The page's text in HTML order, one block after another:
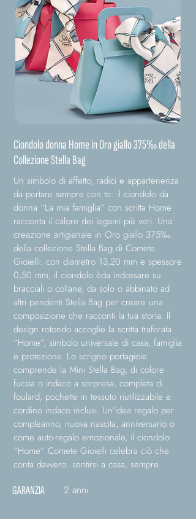
Ciondolo donna Home in Oro giallo 375‰ della
Collezione Stella Bag
Un simbolo di affetto, radici e appartenenza
da portare sempre con te: il ciondolo da
donna “La mia famiglia” con scritta Home
racconta il calore dei legami più veri. Una
creazione artigianale in Oro giallo 375‰
della collezione Stella Bag di Comete
Gioielli: con diametro 13,20 mm e spessore
0,50 mm, il ciondolo èda indossare su
bracciali o collane, da solo o abbinato ad
altri pendenti Stella Bag per creare una
composizione che racconti la tua storia. Il
design rotondo accoglie la scritta traforata
“Home”, simbolo universale di casa, famiglia
e protezione. Lo scrigno portagioie
comprende la Mini Stella Bag, di colore
fucsia o indaco a sorpresa, completa di
foulard, pochette in tessuto riutilizzabile e
cordino indaco inclusi. Un'idea regalo per
compleanno, nuova nascita, anniversario o
come auto-regalo emozionale, il ciondolo
“Home” Comete Gioielli celebra ciò che
conta davvero: sentirsi a casa, sempre.
GARANZIA 2 anni